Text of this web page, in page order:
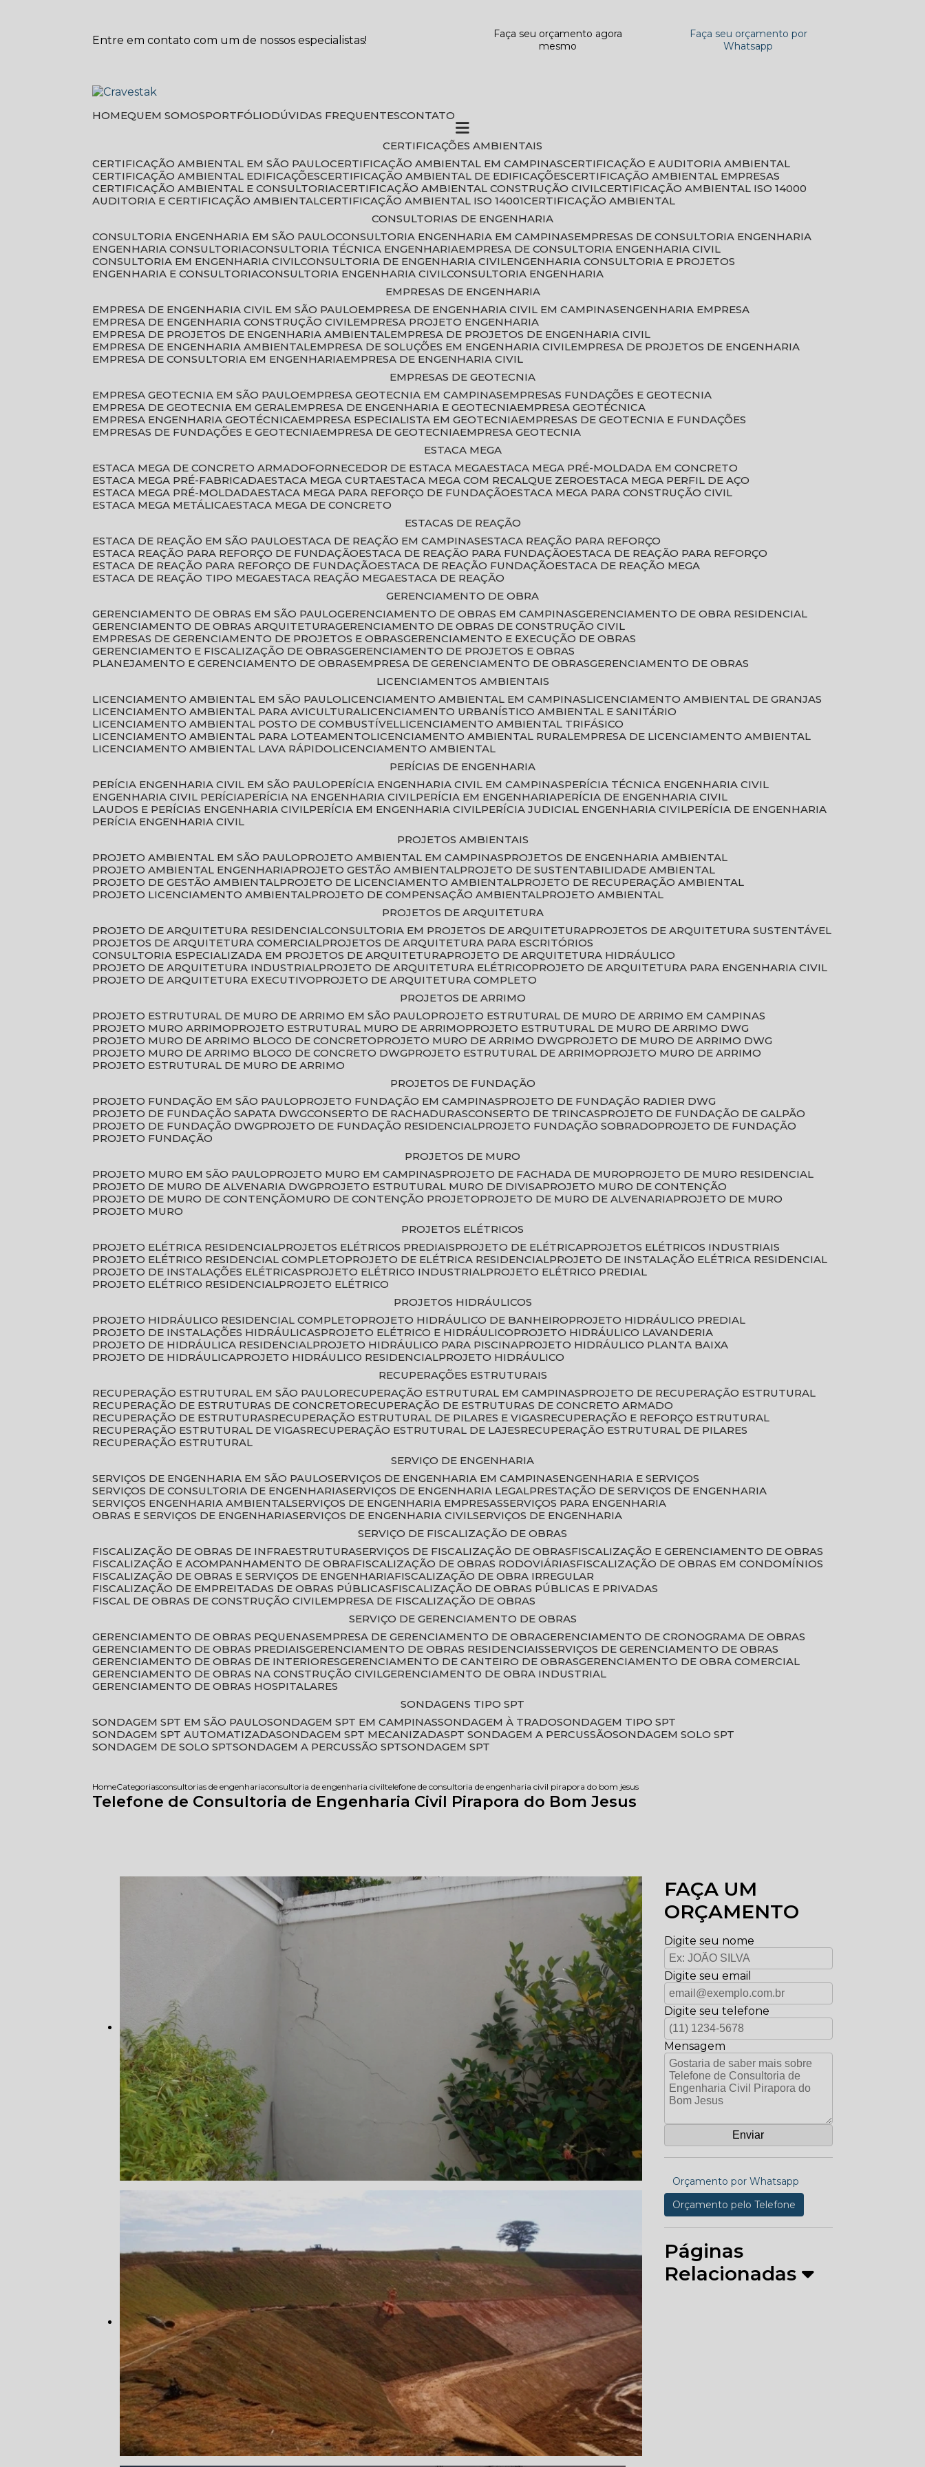
Entre em contato com um de nossos especialistas!
Faça seu orçamento agora
mesmo
Faça seu orçamento por
Whatsapp
HOME QUEM SOMOS PORTFÓLIO DÚVIDAS FREQUENTES CONTATO
CERTIFICAÇÕES AMBIENTAIS
CERTIFICAÇÃO AMBIENTAL EM SÃO PAULO
CERTIFICAÇÃO AMBIENTAL EM CAMPINAS
CERTIFICAÇÃO E AUDITORIA AMBIENTAL
CERTIFICAÇÃO AMBIENTAL EDIFICAÇÕES
CERTIFICAÇÃO AMBIENTAL DE EDIFICAÇÕES
CERTIFICAÇÃO AMBIENTAL EMPRESAS
CERTIFICAÇÃO AMBIENTAL E CONSULTORIA
CERTIFICAÇÃO AMBIENTAL CONSTRUÇÃO CIVIL
CERTIFICAÇÃO AMBIENTAL ISO 14000
AUDITORIA E CERTIFICAÇÃO AMBIENTAL
CERTIFICAÇÃO AMBIENTAL ISO 14001
CERTIFICAÇÃO AMBIENTAL
CONSULTORIAS DE ENGENHARIA
CONSULTORIA ENGENHARIA EM SÃO PAULO CONSULTORIA ENGENHARIA EM CAMPINAS
EMPRESAS DE CONSULTORIA ENGENHARIA
ENGENHARIA CONSULTORIA CONSULTORIA TÉCNICA ENGENHARIA EMPRESA DE CONSULTORIA ENGENHARIA CIVIL
CONSULTORIA EM ENGENHARIA CIVIL CONSULTORIA DE ENGENHARIA CIVIL ENGENHARIA CONSULTORIA E PROJETOS
ENGENHARIA E CONSULTORIA CONSULTORIA ENGENHARIA CIVIL CONSULTORIA ENGENHARIA
EMPRESAS DE ENGENHARIA
EMPRESA DE ENGENHARIA CIVIL EM SÃO PAULO
EMPRESA DE ENGENHARIA CIVIL EM CAMPINAS
ENGENHARIA EMPRESA
EMPRESA DE ENGENHARIA CONSTRUÇÃO CIVIL EMPRESA PROJETO ENGENHARIA
EMPRESA DE PROJETOS DE ENGENHARIA AMBIENTAL EMPRESA DE PROJETOS DE ENGENHARIA CIVIL
EMPRESA DE ENGENHARIA AMBIENTAL EMPRESA DE SOLUÇÕES EM ENGENHARIA CIVIL EMPRESA DE PROJETOS DE ENGENHARIA
EMPRESA DE CONSULTORIA EM ENGENHARIA EMPRESA DE ENGENHARIA CIVIL
EMPRESAS DE GEOTECNIA
EMPRESA GEOTECNIA EM SÃO PAULO
EMPRESA GEOTECNIA EM CAMPINAS
EMPRESAS FUNDAÇÕES E GEOTECNIA
EMPRESA DE GEOTECNIA EM GERAL EMPRESA DE ENGENHARIA E GEOTECNIA EMPRESA GEOTÉCNICA
EMPRESA ENGENHARIA GEOTÉCNICA EMPRESA ESPECIALISTA EM GEOTECNIA EMPRESAS DE GEOTECNIA E FUNDAÇÕES
EMPRESAS DE FUNDAÇÕES E GEOTECNIA EMPRESA DE GEOTECNIA EMPRESA GEOTECNIA
ESTACA MEGA
ESTACA MEGA DE CONCRETO ARMADO
FORNECEDOR DE ESTACA MEGA ESTACA MEGA PRÉ-MOLDADA EM CONCRETO
ESTACA MEGA PRÉ-FABRICADA ESTACA MEGA CURTA ESTACA MEGA COM RECALQUE ZERO
ESTACA MEGA PERFIL DE AÇO
ESTACA MEGA PRÉ-MOLDADA ESTACA MEGA PARA REFORÇO DE FUNDAÇÃO
ESTACA MEGA PARA CONSTRUÇÃO CIVIL
ESTACA MEGA METÁLICA ESTACA MEGA DE CONCRETO
ESTACAS DE REAÇÃO
ESTACA DE REAÇÃO EM SÃO PAULO
ESTACA DE REAÇÃO EM CAMPINAS
ESTACA REAÇÃO PARA REFORÇO
ESTACA REAÇÃO PARA REFORÇO DE FUNDAÇÃO
ESTACA DE REAÇÃO PARA FUNDAÇÃO
ESTACA DE REAÇÃO PARA REFORÇO
ESTACA DE REAÇÃO PARA REFORÇO DE FUNDAÇÃO
ESTACA DE REAÇÃO FUNDAÇÃO
ESTACA DE REAÇÃO MEGA
ESTACA DE REAÇÃO TIPO MEGA ESTACA REAÇÃO MEGA ESTACA DE REAÇÃO
GERENCIAMENTO DE OBRA
GERENCIAMENTO DE OBRAS EM SÃO PAULO
GERENCIAMENTO DE OBRAS EM CAMPINAS
GERENCIAMENTO DE OBRA RESIDENCIAL
GERENCIAMENTO DE OBRAS ARQUITETURA
GERENCIAMENTO DE OBRAS DE CONSTRUÇÃO CIVIL
EMPRESAS DE GERENCIAMENTO DE PROJETOS E OBRAS
GERENCIAMENTO E EXECUÇÃO DE OBRAS
GERENCIAMENTO E FISCALIZAÇÃO DE OBRAS
GERENCIAMENTO DE PROJETOS E OBRAS
PLANEJAMENTO E GERENCIAMENTO DE OBRAS
EMPRESA DE GERENCIAMENTO DE OBRAS
GERENCIAMENTO DE OBRAS
LICENCIAMENTOS AMBIENTAIS
LICENCIAMENTO AMBIENTAL EM SÃO PAULO LICENCIAMENTO AMBIENTAL EM CAMPINAS LICENCIAMENTO AMBIENTAL DE GRANJAS
LICENCIAMENTO AMBIENTAL PARA AVICULTURA LICENCIAMENTO URBANÍSTICO AMBIENTAL E SANITÁRIO
LICENCIAMENTO AMBIENTAL POSTO DE COMBUSTÍVEL LICENCIAMENTO AMBIENTAL TRIFÁSICO
LICENCIAMENTO AMBIENTAL PARA LOTEAMENTO LICENCIAMENTO AMBIENTAL RURAL EMPRESA DE LICENCIAMENTO AMBIENTAL
LICENCIAMENTO AMBIENTAL LAVA RÁPIDO LICENCIAMENTO AMBIENTAL
PERÍCIAS DE ENGENHARIA
PERÍCIA ENGENHARIA CIVIL EM SÃO PAULO
PERÍCIA ENGENHARIA CIVIL EM CAMPINAS
PERÍCIA TÉCNICA ENGENHARIA CIVIL
ENGENHARIA CIVIL PERÍCIA
PERÍCIA NA ENGENHARIA CIVIL PERÍCIA EM ENGENHARIA
PERÍCIA DE ENGENHARIA CIVIL
LAUDOS E PERÍCIAS ENGENHARIA CIVIL
PERÍCIA EM ENGENHARIA CIVIL PERÍCIA JUDICIAL ENGENHARIA CIVIL
PERÍCIA DE ENGENHARIA
PERÍCIA ENGENHARIA CIVIL
PROJETOS AMBIENTAIS
PROJETO AMBIENTAL EM SÃO PAULO
PROJETO AMBIENTAL EM CAMPINAS
PROJETOS DE ENGENHARIA AMBIENTAL
PROJETO AMBIENTAL ENGENHARIA
PROJETO GESTÃO AMBIENTAL
PROJETO DE SUSTENTABILIDADE AMBIENTAL
PROJETO DE GESTÃO AMBIENTAL
PROJETO DE LICENCIAMENTO AMBIENTAL
PROJETO DE RECUPERAÇÃO AMBIENTAL
PROJETO LICENCIAMENTO AMBIENTAL
PROJETO DE COMPENSAÇÃO AMBIENTAL
PROJETO AMBIENTAL
PROJETOS DE ARQUITETURA
PROJETO DE ARQUITETURA RESIDENCIAL CONSULTORIA EM PROJETOS DE ARQUITETURA
PROJETOS DE ARQUITETURA SUSTENTÁVEL
PROJETOS DE ARQUITETURA COMERCIAL
PROJETOS DE ARQUITETURA PARA ESCRITÓRIOS
CONSULTORIA ESPECIALIZADA EM PROJETOS DE ARQUITETURA
PROJETO DE ARQUITETURA HIDRÁULICO
PROJETO DE ARQUITETURA INDUSTRIAL
PROJETO DE ARQUITETURA ELÉTRICO
PROJETO DE ARQUITETURA PARA ENGENHARIA CIVIL
PROJETO DE ARQUITETURA EXECUTIVO
PROJETO DE ARQUITETURA COMPLETO
PROJETOS DE ARRIMO
PROJETO ESTRUTURAL DE MURO DE ARRIMO EM SÃO PAULO
PROJETO ESTRUTURAL DE MURO DE ARRIMO EM CAMPINAS
PROJETO MURO ARRIMO
PROJETO ESTRUTURAL MURO DE ARRIMO
PROJETO ESTRUTURAL DE MURO DE ARRIMO DWG
PROJETO MURO DE ARRIMO BLOCO DE CONCRETO
PROJETO MURO DE ARRIMO DWG
PROJETO DE MURO DE ARRIMO DWG
PROJETO MURO DE ARRIMO BLOCO DE CONCRETO DWG
PROJETO ESTRUTURAL DE ARRIMO
PROJETO MURO DE ARRIMO
PROJETO ESTRUTURAL DE MURO DE ARRIMO
PROJETOS DE FUNDAÇÃO
PROJETO FUNDAÇÃO EM SÃO PAULO
PROJETO FUNDAÇÃO EM CAMPINAS
PROJETO DE FUNDAÇÃO RADIER DWG
PROJETO DE FUNDAÇÃO SAPATA DWG CONSERTO DE RACHADURAS CONSERTO DE TRINCAS
PROJETO DE FUNDAÇÃO DE GALPÃO
PROJETO DE FUNDAÇÃO DWG
PROJETO DE FUNDAÇÃO RESIDENCIAL PROJETO FUNDAÇÃO SOBRADO
PROJETO DE FUNDAÇÃO
PROJETO FUNDAÇÃO
PROJETOS DE MURO
PROJETO MURO EM SÃO PAULO
PROJETO MURO EM CAMPINAS PROJETO DE FACHADA DE MURO
PROJETO DE MURO RESIDENCIAL
PROJETO DE MURO DE ALVENARIA DWG
PROJETO ESTRUTURAL MURO DE DIVISA
PROJETO MURO DE CONTENÇÃO
PROJETO DE MURO DE CONTENÇÃO
MURO DE CONTENÇÃO PROJETO PROJETO DE MURO DE ALVENARIA
PROJETO DE MURO
PROJETO MURO
PROJETOS ELÉTRICOS
PROJETO ELÉTRICA RESIDENCIAL
PROJETOS ELÉTRICOS PREDIAIS PROJETO DE ELÉTRICA
PROJETOS ELÉTRICOS INDUSTRIAIS
PROJETO ELÉTRICO RESIDENCIAL COMPLETO
PROJETO DE ELÉTRICA RESIDENCIAL
PROJETO DE INSTALAÇÃO ELÉTRICA RESIDENCIAL
PROJETO DE INSTALAÇÕES ELÉTRICAS
PROJETO ELÉTRICO INDUSTRIAL
PROJETO ELÉTRICO PREDIAL
PROJETO ELÉTRICO RESIDENCIAL
PROJETO ELÉTRICO
PROJETOS HIDRÁULICOS
PROJETO HIDRÁULICO RESIDENCIAL COMPLETO
PROJETO HIDRÁULICO DE BANHEIRO
PROJETO HIDRÁULICO PREDIAL
PROJETO DE INSTALAÇÕES HIDRÁULICAS
PROJETO ELÉTRICO E HIDRÁULICO
PROJETO HIDRÁULICO LAVANDERIA
PROJETO DE HIDRÁULICA RESIDENCIAL
PROJETO HIDRÁULICO PARA PISCINA
PROJETO HIDRÁULICO PLANTA BAIXA
PROJETO DE HIDRÁULICA
PROJETO HIDRÁULICO RESIDENCIAL
PROJETO HIDRÁULICO
RECUPERAÇÕES ESTRUTURAIS
RECUPERAÇÃO ESTRUTURAL EM SÃO PAULO
RECUPERAÇÃO ESTRUTURAL EM CAMPINAS
PROJETO DE RECUPERAÇÃO ESTRUTURAL
RECUPERAÇÃO DE ESTRUTURAS DE CONCRETO
RECUPERAÇÃO DE ESTRUTURAS DE CONCRETO ARMADO
RECUPERAÇÃO DE ESTRUTURAS
RECUPERAÇÃO ESTRUTURAL DE PILARES E VIGAS
RECUPERAÇÃO E REFORÇO ESTRUTURAL
RECUPERAÇÃO ESTRUTURAL DE VIGAS
RECUPERAÇÃO ESTRUTURAL DE LAJES
RECUPERAÇÃO ESTRUTURAL DE PILARES
RECUPERAÇÃO ESTRUTURAL
SERVIÇO DE ENGENHARIA
SERVIÇOS DE ENGENHARIA EM SÃO PAULO SERVIÇOS DE ENGENHARIA EM CAMPINAS
ENGENHARIA E SERVIÇOS
SERVIÇOS DE CONSULTORIA DE ENGENHARIA SERVIÇOS DE ENGENHARIA LEGAL
PRESTAÇÃO DE SERVIÇOS DE ENGENHARIA
SERVIÇOS ENGENHARIA AMBIENTAL SERVIÇOS DE ENGENHARIA EMPRESAS SERVIÇOS PARA ENGENHARIA
OBRAS E SERVIÇOS DE ENGENHARIA SERVIÇOS DE ENGENHARIA CIVIL SERVIÇOS DE ENGENHARIA
SERVIÇO DE FISCALIZAÇÃO DE OBRAS
FISCALIZAÇÃO DE OBRAS DE INFRAESTRUTURA SERVIÇOS DE FISCALIZAÇÃO DE OBRAS
FISCALIZAÇÃO E GERENCIAMENTO DE OBRAS
FISCALIZAÇÃO E ACOMPANHAMENTO DE OBRA FISCALIZAÇÃO DE OBRAS RODOVIÁRIAS
FISCALIZAÇÃO DE OBRAS EM CONDOMÍNIOS
FISCALIZAÇÃO DE OBRAS E SERVIÇOS DE ENGENHARIA FISCALIZAÇÃO DE OBRA IRREGULAR
FISCALIZAÇÃO DE EMPREITADAS DE OBRAS PÚBLICAS
FISCALIZAÇÃO DE OBRAS PÚBLICAS E PRIVADAS
FISCAL DE OBRAS DE CONSTRUÇÃO CIVIL EMPRESA DE FISCALIZAÇÃO DE OBRAS
SERVIÇO DE GERENCIAMENTO DE OBRAS
GERENCIAMENTO DE OBRAS PEQUENAS
EMPRESA DE GERENCIAMENTO DE OBRA
GERENCIAMENTO DE CRONOGRAMA DE OBRAS
GERENCIAMENTO DE OBRAS PREDIAIS
GERENCIAMENTO DE OBRAS RESIDENCIAIS SERVIÇOS DE GERENCIAMENTO DE OBRAS
GERENCIAMENTO DE OBRAS DE INTERIORES
GERENCIAMENTO DE CANTEIRO DE OBRAS
GERENCIAMENTO DE OBRA COMERCIAL
GERENCIAMENTO DE OBRAS NA CONSTRUÇÃO CIVIL
GERENCIAMENTO DE OBRA INDUSTRIAL
GERENCIAMENTO DE OBRAS HOSPITALARES
SONDAGENS TIPO SPT
SONDAGEM SPT EM SÃO PAULO SONDAGEM SPT EM CAMPINAS SONDAGEM À TRADO SONDAGEM TIPO SPT
SONDAGEM SPT AUTOMATIZADA SONDAGEM SPT MECANIZADA SPT SONDAGEM A PERCUSSÃO SONDAGEM SOLO SPT
SONDAGEM DE SOLO SPT SONDAGEM A PERCUSSÃO SPT SONDAGEM SPT
HomeCategoriasconsultorias de engenhariaconsultoria de engenharia civiltelefone de consultoria de engenharia civil pirapora do bom jesus
Telefone de Consultoria de Engenharia Civil Pirapora do Bom Jesus
FAÇA UM
ORÇAMENTO
Digite seu nome
Digite seu email
Digite seu telefone
Mensagem
Orçamento por Whatsapp
Orçamento pelo Telefone
Páginas
Relacionadas